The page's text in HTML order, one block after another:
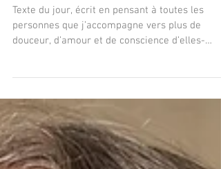
Amoureuse
Texte du jour, écrit en pensant à toutes les
personnes que j’accompagne vers plus de
douceur, d’amour et de conscience d’elles-
mêmes. AMOUREUSE Si tu souhaites que je
tombe amoureuse de toi, il te faudra avant tout